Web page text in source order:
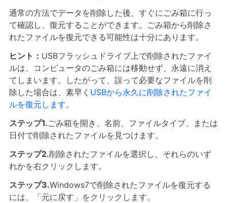
通常の方法でデータを削除した後、すぐにごみ箱に行っ
て確認し、復元することができます。ごみ箱から削除さ
れたファイルを復元できる可能性は十分にあります。
ヒント： USBフラッシュドライブ上で削除されたファイ
ルは、コンピュータのごみ箱には移動せず、永遠に消え
てしまいます。したがって、誤って必要なファイルを削
除した場合は、素早く USBから永久に削除されたファイ
ルを復元します。
ステップ1.ごみ箱を開き、名前、ファイルタイプ、または
日付で削除されたファイルを見つけます。
ステップ2.削除されたファイルを選択し、それらのいず
れかを右クリックします。
ステップ3.Windows7で削除されたファイルを復元する
には、「元に戻す」をクリックします。